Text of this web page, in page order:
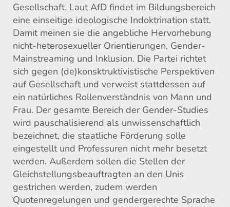
Gesellschaft. Laut AfD findet im Bildungsbereich
eine einseitige ideologische Indoktrination statt.
Damit meinen sie die angebliche Hervorhebung
nicht-heterosexueller Orientierungen, Gender-
Mainstreaming und Inklusion. Die Partei richtet
sich gegen (de)konsktruktivistische Perspektiven
auf Gesellschaft und verweist stattdessen auf
ein natürliches Rollenverständnis von Mann und
Frau. Der gesamte Bereich der Gender-Studies
wird pauschalisierend als unwissenschaftlich
bezeichnet, die staatliche Förderung solle
eingestellt und Professuren nicht mehr besetzt
werden. Außerdem sollen die Stellen der
Gleichstellungsbeauftragten an den Unis
gestrichen werden, zudem werden
Quotenregelungen und gendergerechte Sprache